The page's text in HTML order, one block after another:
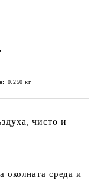
0.250 кг
чисто и
околната среда и